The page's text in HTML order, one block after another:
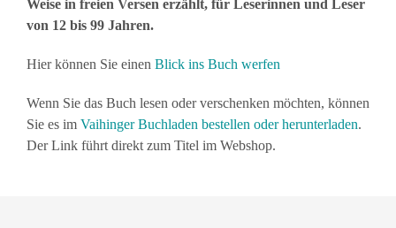
Weise in freien Versen erzählt, für Leserinnen und Leser
von 12 bis 99 Jahren.
Hier können Sie einen Blick ins Buch werfen
Wenn Sie das Buch lesen oder verschenken möchten, können
Sie es im Vaihinger Buchladen bestellen oder herunterladen.
Der Link führt direkt zum Titel im Webshop.